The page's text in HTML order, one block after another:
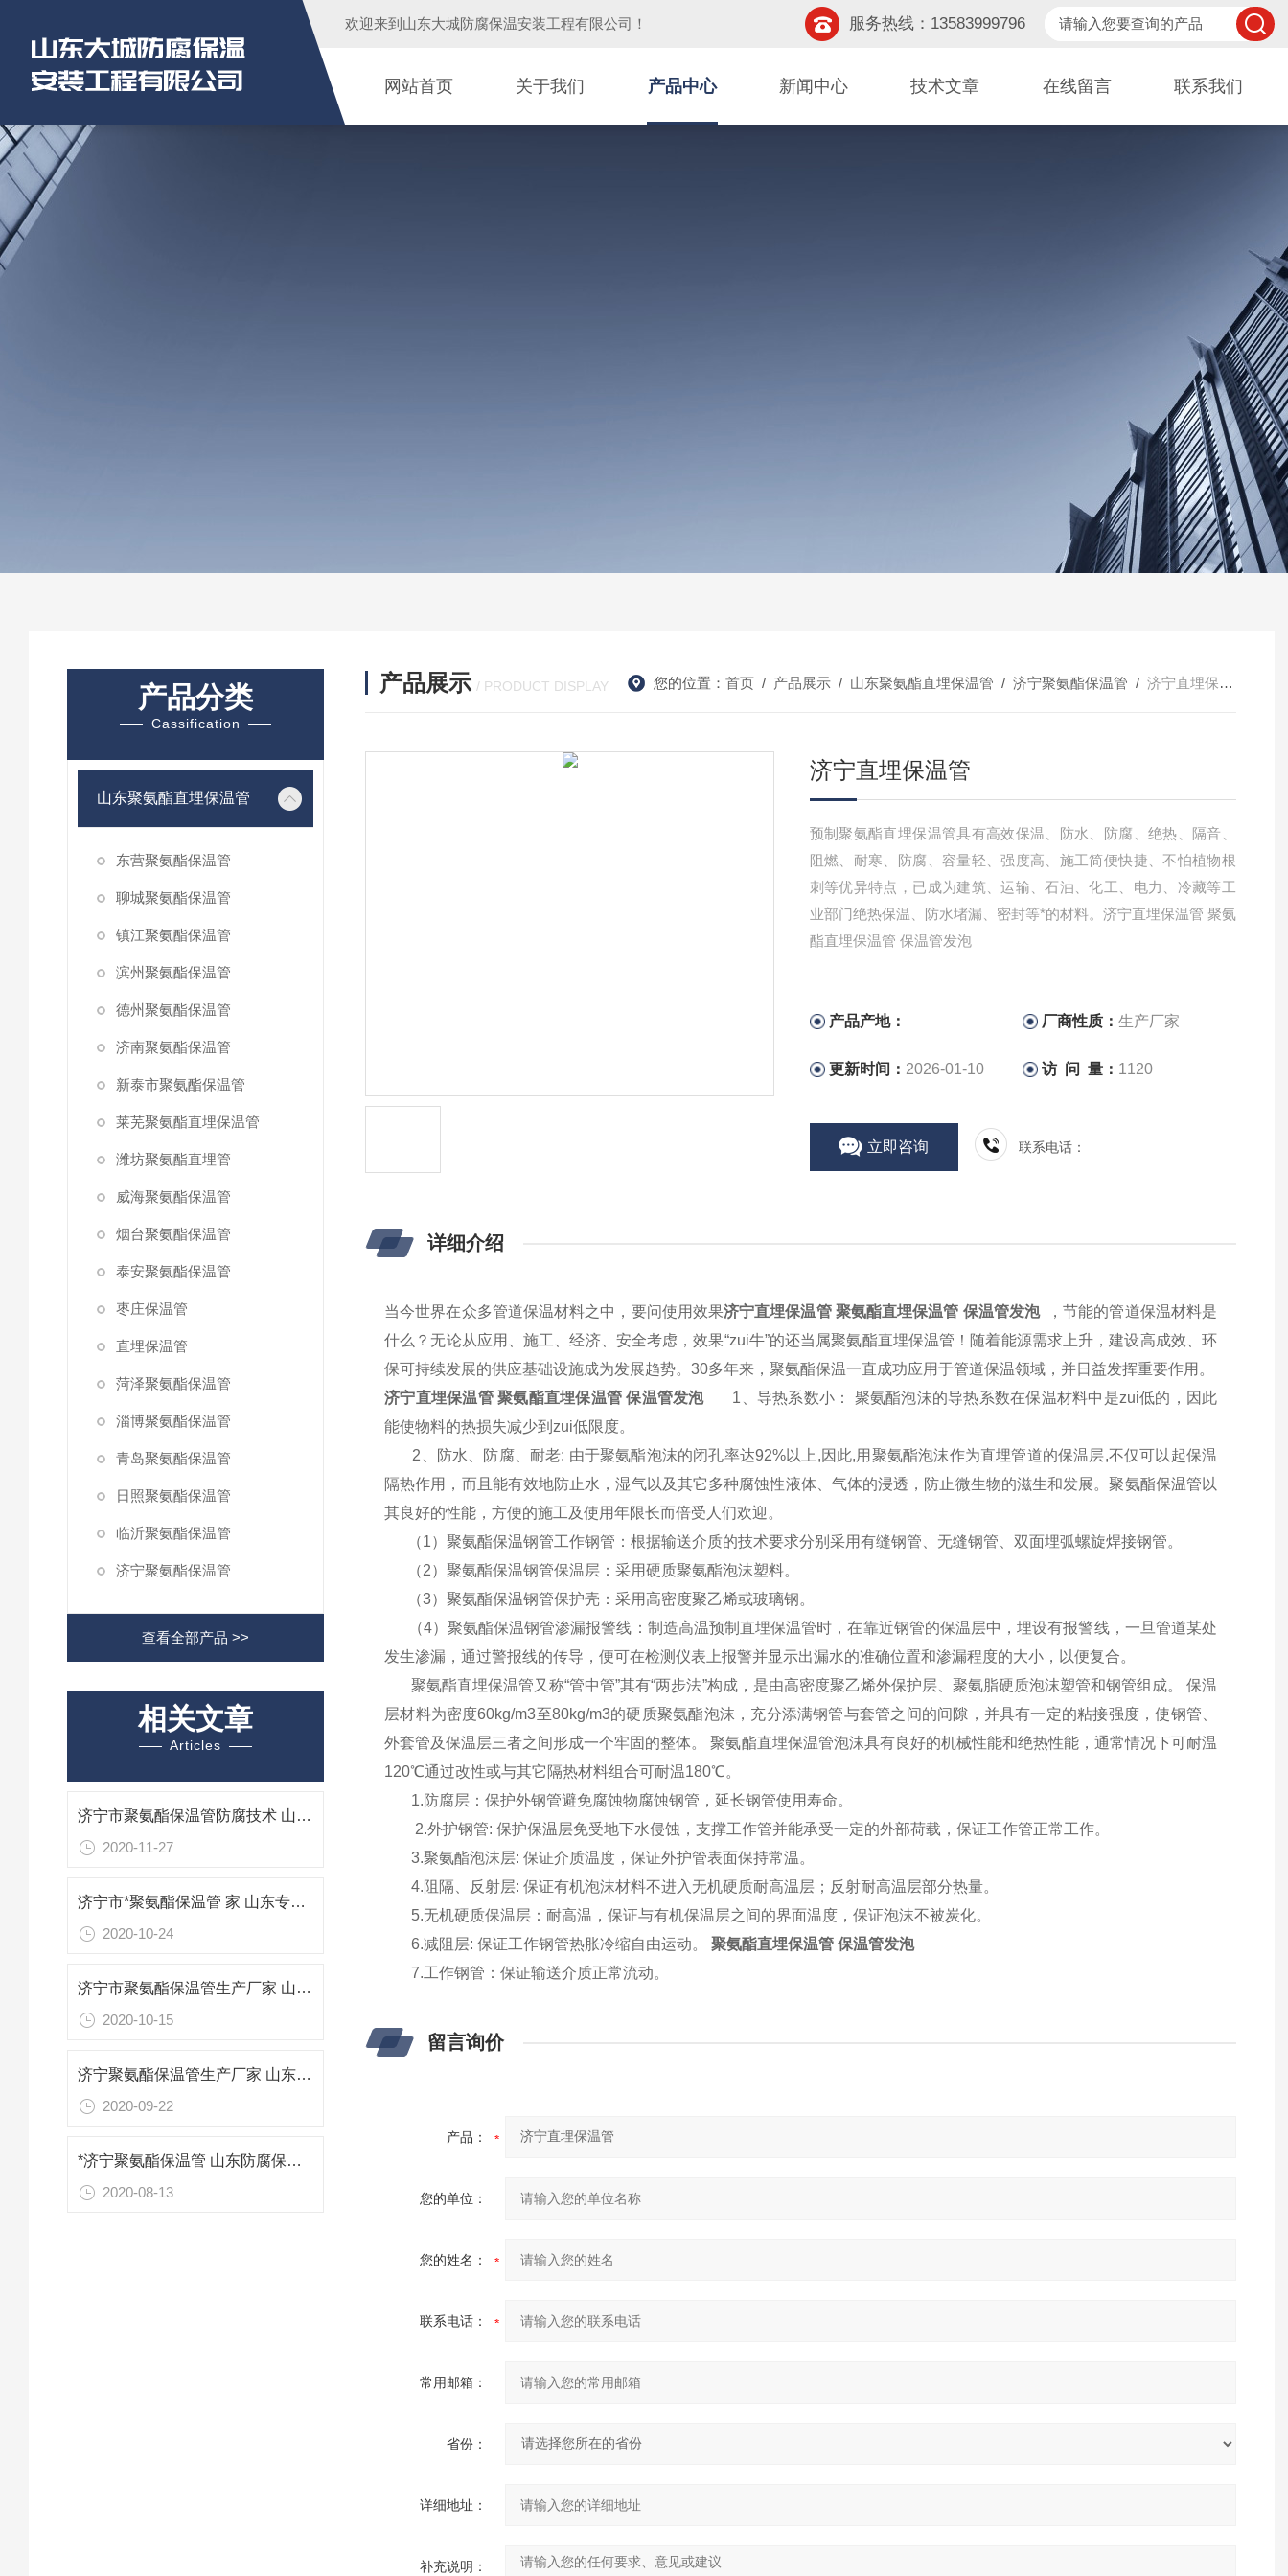
欢迎来到 山东大城防腐保温安装工程有限公司 ！ 服务热线：13583999796
网站首页 关于我们 产品中心 新闻中心 技术文章 在线留言 联系我们
产品分类
Cassification
山东聚氨酯直埋保温管
东营聚氨酯保温管
聊城聚氨酯保温管
镇江聚氨酯保温管
滨州聚氨酯保温管
德州聚氨酯保温管
济南聚氨酯保温管
新泰市聚氨酯保温管
莱芜聚氨酯直埋保温管
潍坊聚氨酯直埋管
威海聚氨酯保温管
烟台聚氨酯保温管
泰安聚氨酯保温管
枣庄保温管
直埋保温管
菏泽聚氨酯保温管
淄博聚氨酯保温管
青岛聚氨酯保温管
日照聚氨酯保温管
临沂聚氨酯保温管
济宁聚氨酯保温管
查看全部产品 >>
相关文章
Articles
济宁市聚氨酯保温管防腐技术 山东专业防腐保温材料
2020-11-27
济宁市*聚氨酯保温管 家 山东专业防腐保温材料
2020-10-24
济宁市聚氨酯保温管生产厂家 山东专业防腐保温材料
2020-10-15
济宁聚氨酯保温管生产厂家 山东济宁聚氨酯保温管
2020-09-22
*济宁聚氨酯保温管 山东防腐保温材料
2020-08-13
产品展示 / PRODUCT DISPLAY 您的位置： 首页/ 产品展示/ 山东聚氨酯直埋保温管 / 济宁聚氨酯保温管 / 济宁直埋保温管
济宁直埋保温管
预制聚氨酯直埋保温管具有高效保温、防水、防腐、绝热、隔音、
阻燃、耐寒、防腐、容量轻、强度高、施工简便快捷、不怕植物根
刺等优异特点，已成为建筑、运输、石油、化工、电力、冷藏等工
业部门绝热保温、防水堵漏、密封等*的材料。济宁直埋保温管 聚氨
酯直埋保温管 保温管发泡
产品产地： 厂商性质：生产厂家
更新时间： 2026-01-10 访 问 量： 1120
立即咨询 联系电话：
详细介绍
当今世界在众多管道保温材料之中，要问使用效果济宁直埋保温管 聚氨酯直埋保温管 保温管发泡
，节能的管道保温材料是
什么？无论从应用、施工、经济、安全考虑，效果“zui牛”的还当属聚氨酯直埋保温管！随着能源需求上升，建设高成效、环
保可持续发展的供应基础设施成为发展趋势。30多年来，聚氨酯保温一直成功应用于管道保温领域，并日益发挥重要作用。
济宁直埋保温管 聚氨酯直埋保温管 保温管发泡
1、导热系数小： 聚氨酯泡沫的导热系数在保温材料中是zui低的，因此
能使物料的热损失减少到zui低限度。
2、防水、防腐、耐老: 由于聚氨酯泡沫的闭孔率达92%以上,因此,用聚氨酯泡沫作为直埋管道的保温层,不仅可以起保温
隔热作用，而且能有效地防止水，湿气以及其它多种腐蚀性液体、气体的浸透，防止微生物的滋生和发展。聚氨酯保温管以
其良好的性能，方便的施工及使用年限长而倍受人们欢迎。
（1）聚氨酯保温钢管工作钢管：根据输送介质的技术要求分别采用有缝钢管、无缝钢管、双面埋弧螺旋焊接钢管。
（2）聚氨酯保温钢管保温层：采用硬质聚氨酯泡沫塑料。
（3）聚氨酯保温钢管保护壳：采用高密度聚乙烯或玻璃钢。
（4）聚氨酯保温钢管渗漏报警线：制造高温预制直埋保温管时，在靠近钢管的保温层中，埋设有报警线，一旦管道某处
发生渗漏，通过警报线的传导，便可在检测仪表上报警并显示出漏水的准确位置和渗漏程度的大小，以便复合。
聚氨酯直埋保温管又称“管中管”其有“两步法”构成，是由高密度聚乙烯外保护层、聚氨脂硬质泡沫塑管和钢管组成。 保温
层材料为密度60kg/m3至80kg/m3的硬质聚氨酯泡沫，充分添满钢管与套管之间的间隙，并具有一定的粘接强度，使钢管、
外套管及保温层三者之间形成一个牢固的整体。 聚氨酯直埋保温管泡沫具有良好的机械性能和绝热性能，通常情况下可耐温
120℃通过改性或与其它隔热材料组合可耐温180℃。
1.防腐层：保护外钢管避免腐蚀物腐蚀钢管，延长钢管使用寿命。
2.外护钢管: 保护保温层免受地下水侵蚀，支撑工作管并能承受一定的外部荷载，保证工作管正常工作。
3.聚氨酯泡沫层: 保证介质温度，保证外护管表面保持常温。
4.阻隔、反射层: 保证有机泡沫材料不进入无机硬质耐高温层；反射耐高温层部分热量。
5.无机硬质保温层：耐高温，保证与有机保温层之间的界面温度，保证泡沫不被炭化。
6.减阻层: 保证工作钢管热胀冷缩自由运动。
聚氨酯直埋保温管 保温管发泡
7.工作钢管：保证输送介质正常流动。
留言询价
产品：
您的单位：
您的姓名：
联系电话：
常用邮箱：
省份：
详细地址：
补充说明：